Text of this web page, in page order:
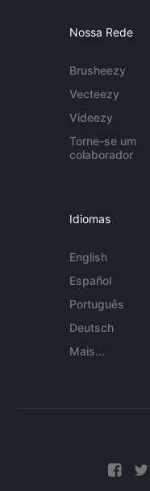
Nossa Rede
Brusheezy
Vecteezy
Videezy
Torne-se um
colaborador
Idiomas
English
Español
Português
Deutsch
Mais...